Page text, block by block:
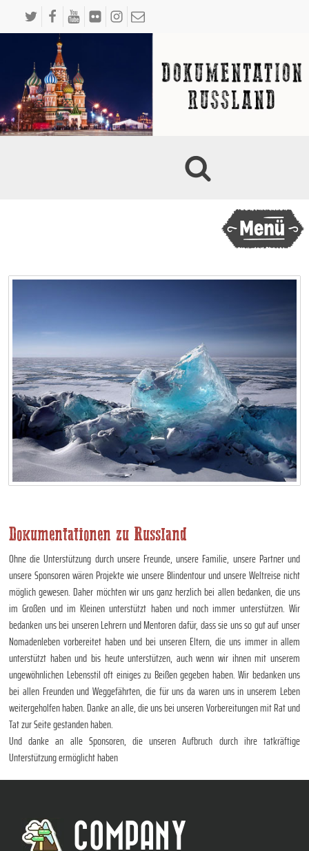
Dokumentationen zu Russland
Ohne die Unterstützung durch unsere Freunde, unsere Familie, unsere Partner und
unsere Sponsoren wären Projekte wie unsere Blindentour und unsere Weltreise nicht
möglich gewesen. Daher möchten wir uns ganz herzlich bei allen bedanken, die uns
im Großen und im Kleinen unterstützt haben und noch immer unterstützen. Wir
bedanken uns bei unseren Lehrern und Mentoren dafür, dass sie uns so gut auf unser
Nomadenleben vorbereitet haben und bei unseren Eltern, die uns immer in allem
unterstützt haben und bis heute unterstützen, auch wenn wir ihnen mit unserem
ungewöhnlichen Lebensstil oft einiges zu Beißen gegeben haben. Wir bedanken uns
bei allen Freunden und Weggefährten, die für uns da waren uns in unserem Leben
weitergeholfen haben. Danke an alle, die uns bei unseren Vorbereitungen mit Rat und
Tat zur Seite gestanden haben.
Und danke an alle Sponsoren, die unseren Aufbruch durch ihre tatkräftige
Unterstützung ermöglicht haben
COMPANY